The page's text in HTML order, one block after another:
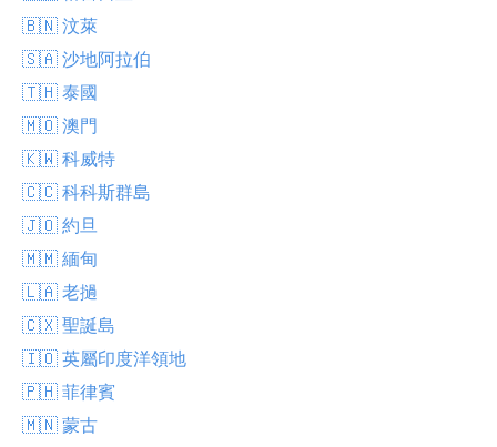
🇧🇳 汶萊
🇸🇦 沙地阿拉伯
🇹🇭 泰國
🇲🇴 澳門
🇰🇼 科威特
🇨🇨 科科斯群島
🇯🇴 約旦
🇲🇲 緬甸
🇱🇦 老撾
🇨🇽 聖誕島
🇮🇴 英屬印度洋領地
🇵🇭 菲律賓
🇲🇳 蒙古